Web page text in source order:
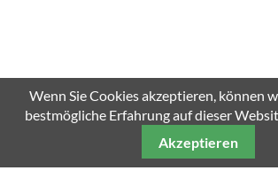
Wenn Sie Cookies akzeptieren, können
bestmögliche Erfahrung auf dieser
Akzeptieren